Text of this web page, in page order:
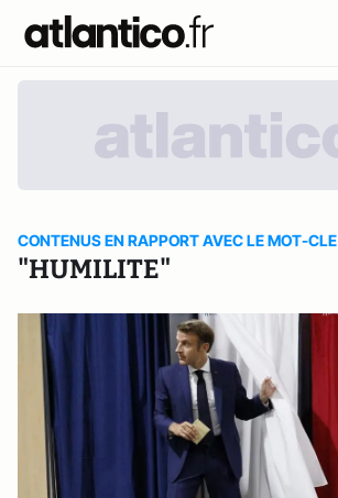
CONTENUS EN RAPPORT AVEC LE MOT-CLE
"HUMILITE"